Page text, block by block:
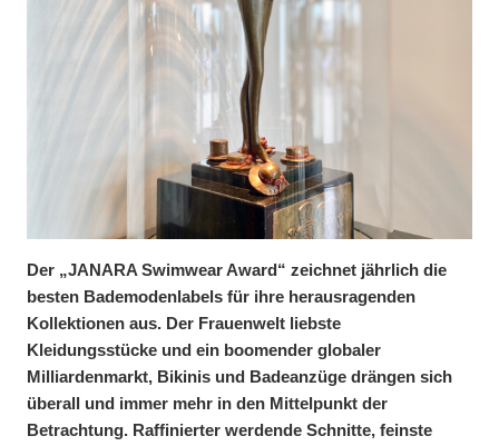
Der „JANARA Swimwear Award“ zeichnet jährlich die
besten Bademodenlabels für ihre herausragenden
Kollektionen aus. Der Frauenwelt liebste
Kleidungsstücke und ein boomender globaler
Milliardenmarkt, Bikinis und Badeanzüge drängen sich
überall und immer mehr in den Mittelpunkt der
Betrachtung. Raffinierter werdende Schnitte, feinste